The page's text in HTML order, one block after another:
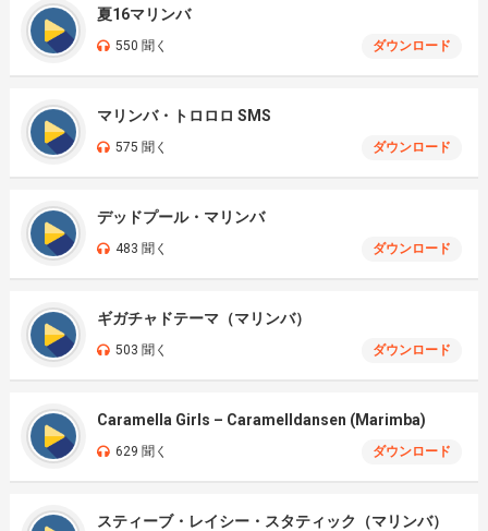
夏16マリンバ
550 聞く ダウンロード
マリンバ・トロロロ SMS
575 聞く ダウンロード
デッドプール・マリンバ
483 聞く ダウンロード
ギガチャドテーマ（マリンバ）
503 聞く ダウンロード
Caramella Girls – Caramelldansen (Marimba)
629 聞く ダウンロード
スティーブ・レイシー・スタティック（マリンバ）